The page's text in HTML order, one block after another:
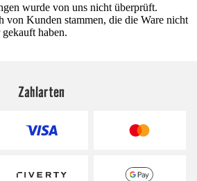
wurde von uns nicht überprüft.
von Kunden stammen, die die Ware nicht
haben.
Zahlarten